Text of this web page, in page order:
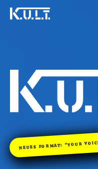
NEUES FORMAT: "YOUR